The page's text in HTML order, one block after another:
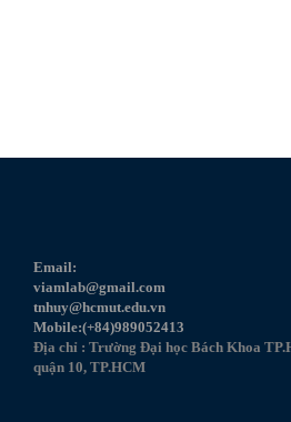
Email:
viamlab@gmail.com
tnhuy@hcmut.edu.vn
Mobile:(+84)989052413
Địa chỉ : Trường Đại học Bách Khoa
quận 10, TP.HCM